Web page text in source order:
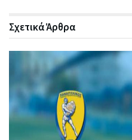
ΣχετικάΆρθρα